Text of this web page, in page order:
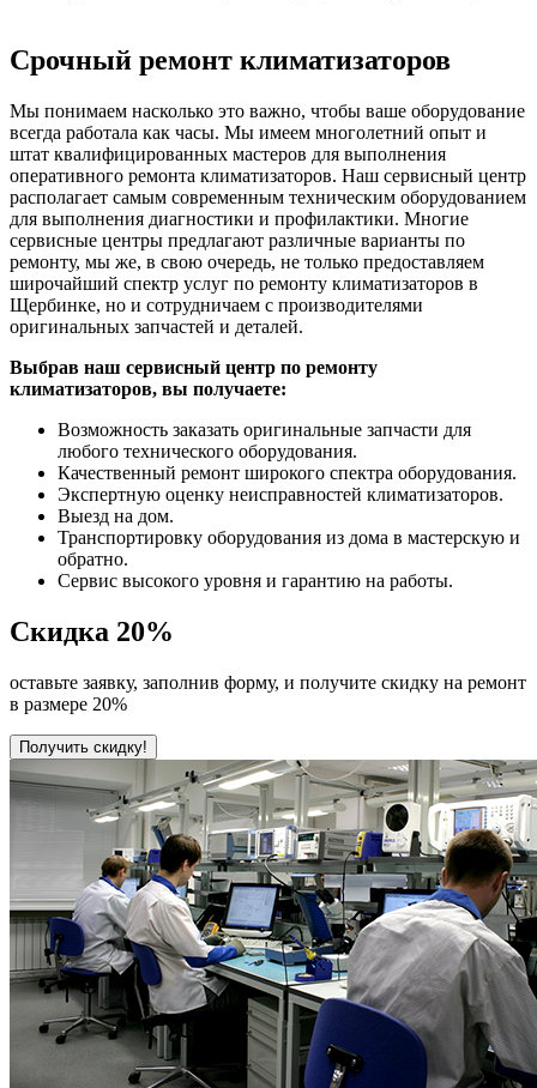
Срочный ремонт климатизаторов
Мы понимаем насколько это важно, чтобы ваше оборудование
всегда работала как часы. Мы имеем многолетний опыт и
штат квалифицированных мастеров для выполнения
оперативного ремонта климатизаторов. Наш сервисный центр
располагает самым современным техническим оборудованием
для выполнения диагностики и профилактики. Многие
сервисные центры предлагают различные варианты по
ремонту, мы же, в свою очередь, не только предоставляем
широчайший спектр услуг по ремонту климатизаторов в
Щербинке, но и сотрудничаем с производителями
оригинальных запчастей и деталей.
Выбрав наш сервисный центр по ремонту
климатизаторов, вы получаете:
Возможность заказать оригинальные запчасти для
любого технического оборудования.
Качественный ремонт широкого спектра оборудования.
Экспертную оценку неисправностей климатизаторов.
Выезд на дом.
Транспортировку оборудования из дома в мастерскую и
обратно.
Сервис высокого уровня и гарантию на работы.
Скидка 20%
оставьте заявку, заполнив форму, и получите скидку на ремонт
в размере 20%
Получить скидку!